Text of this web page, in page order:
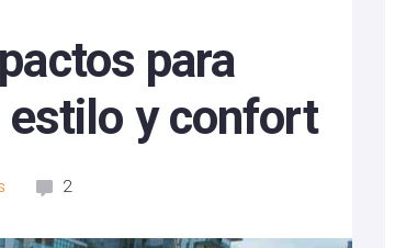
para
estilo y confort
2